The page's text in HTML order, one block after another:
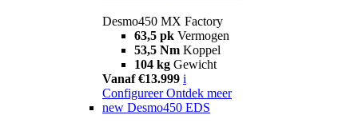
Desmo450 MX Factory
63,5 pk Vermogen
53,5 Nm Koppel
104 kg Gewicht
Vanaf €13.999 i
Configureer Ontdek meer
new Desmo450 EDS